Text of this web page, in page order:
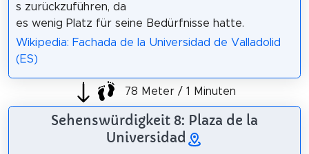
s zurückzuführen, da
es wenig Platz für seine Bedürfnisse hatte.
Wikipedia: Fachada de la Universidad de Valladolid
(ES)
78 Meter / 1 Minuten
Sehenswürdigkeit 8: Plaza de la
Universidad